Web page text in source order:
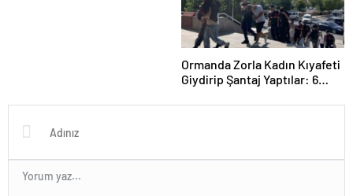
Ormanda Zorla Kadın Kıyafeti
Giydirip Şantaj Yaptılar: 6